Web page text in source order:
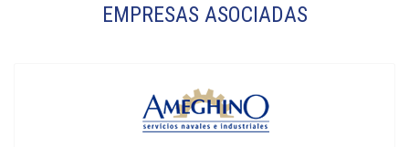
EMPRESAS ASOCIADAS